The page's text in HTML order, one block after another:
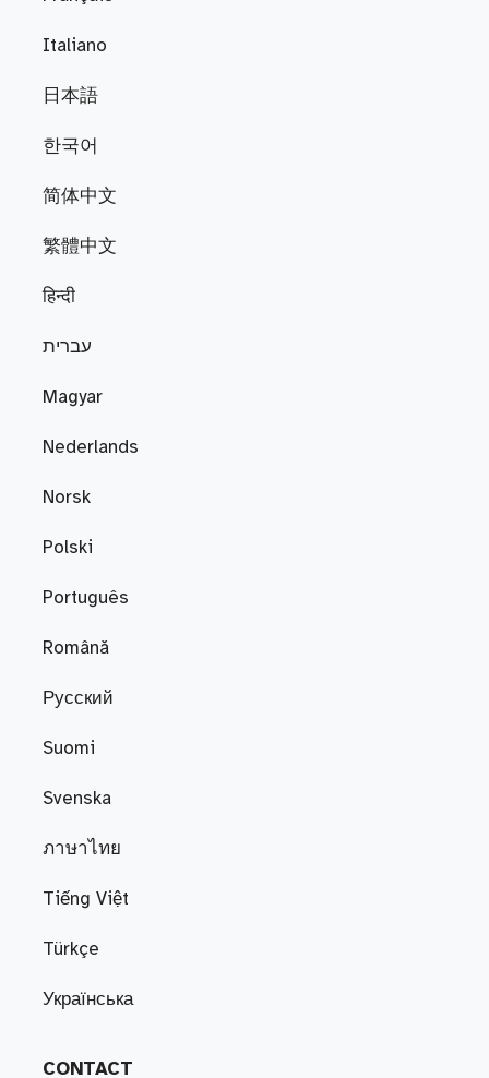
Italiano
日本語
한국어
简体中文
繁體中文
हिन्दी
עברית
Magyar
Nederlands
Norsk
Polski
Português
Română
Русский
Suomi
Svenska
ภาษาไทย
Tiếng Việt
Türkçe
Українська
CONTACT